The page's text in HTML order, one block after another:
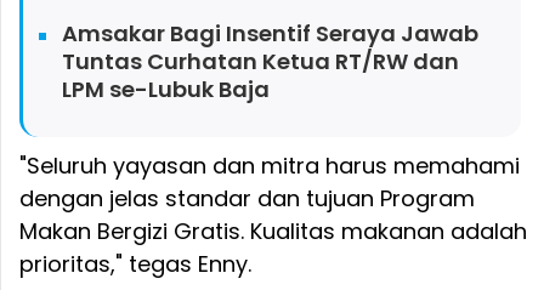
Amsakar Bagi Insentif Seraya Jawab
Tuntas Curhatan Ketua RT/RW dan
LPM se-Lubuk Baja
"Seluruh yayasan dan mitra harus memahami
dengan jelas standar dan tujuan Program
Makan Bergizi Gratis. Kualitas makanan adalah
prioritas," tegas Enny.